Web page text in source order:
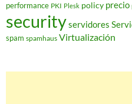
performance PKI Plesk policy precio
securityservidores
spam spamhaus Virtualización